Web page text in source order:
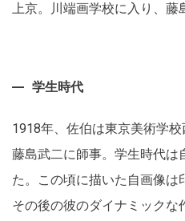
上京。川端画学校に入り、藤
学生時代
1918年、佐伯は東京美術学
藤島武二に師事。学生時代は
た。この頃に描いた自画像は
その後の彼のダイナミックな